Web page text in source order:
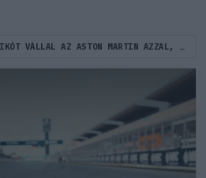
NAGY RIZIKÓT VÁLLAL AZ ASTON MARTIN AZZAL, HOGY FERNANDO ALONSO AUTÓJÁT ÉPP CIAN SHIELDSNEK ADJA